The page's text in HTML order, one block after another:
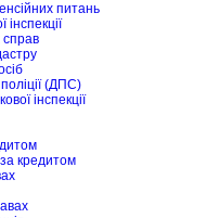
питань
справ
(ДПС)
інспекції
кредитом